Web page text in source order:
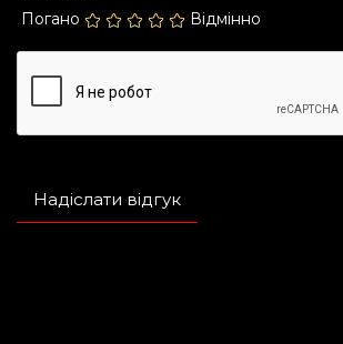
Погано
Відмінно
Надіслати відгук